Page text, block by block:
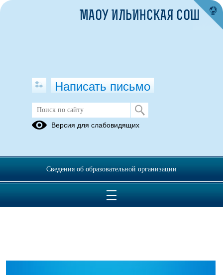
Приказы школы
2024-2025
МАОУ ИЛЬИНСКАЯ СОШ
Написать письмо
Версия для слабовидящих
Сведения об образовательной организации